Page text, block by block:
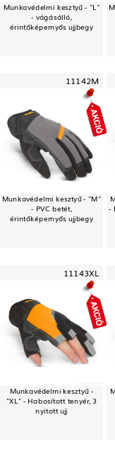
Munkavédelmi kesztyű - "L"
- vágásálló,
érintőképernyős ujjbegy
11142M
Munkavédelmi kesztyű - "M"
- PVC betét,
érintőképernyős ujjbegy
-
11143XL
Munkavédelmi kesztyű -
"XL" - Habosított tenyér, 3
nyitott ujj